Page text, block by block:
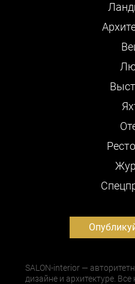
SALON-interior —
дизайне и архитектуре.